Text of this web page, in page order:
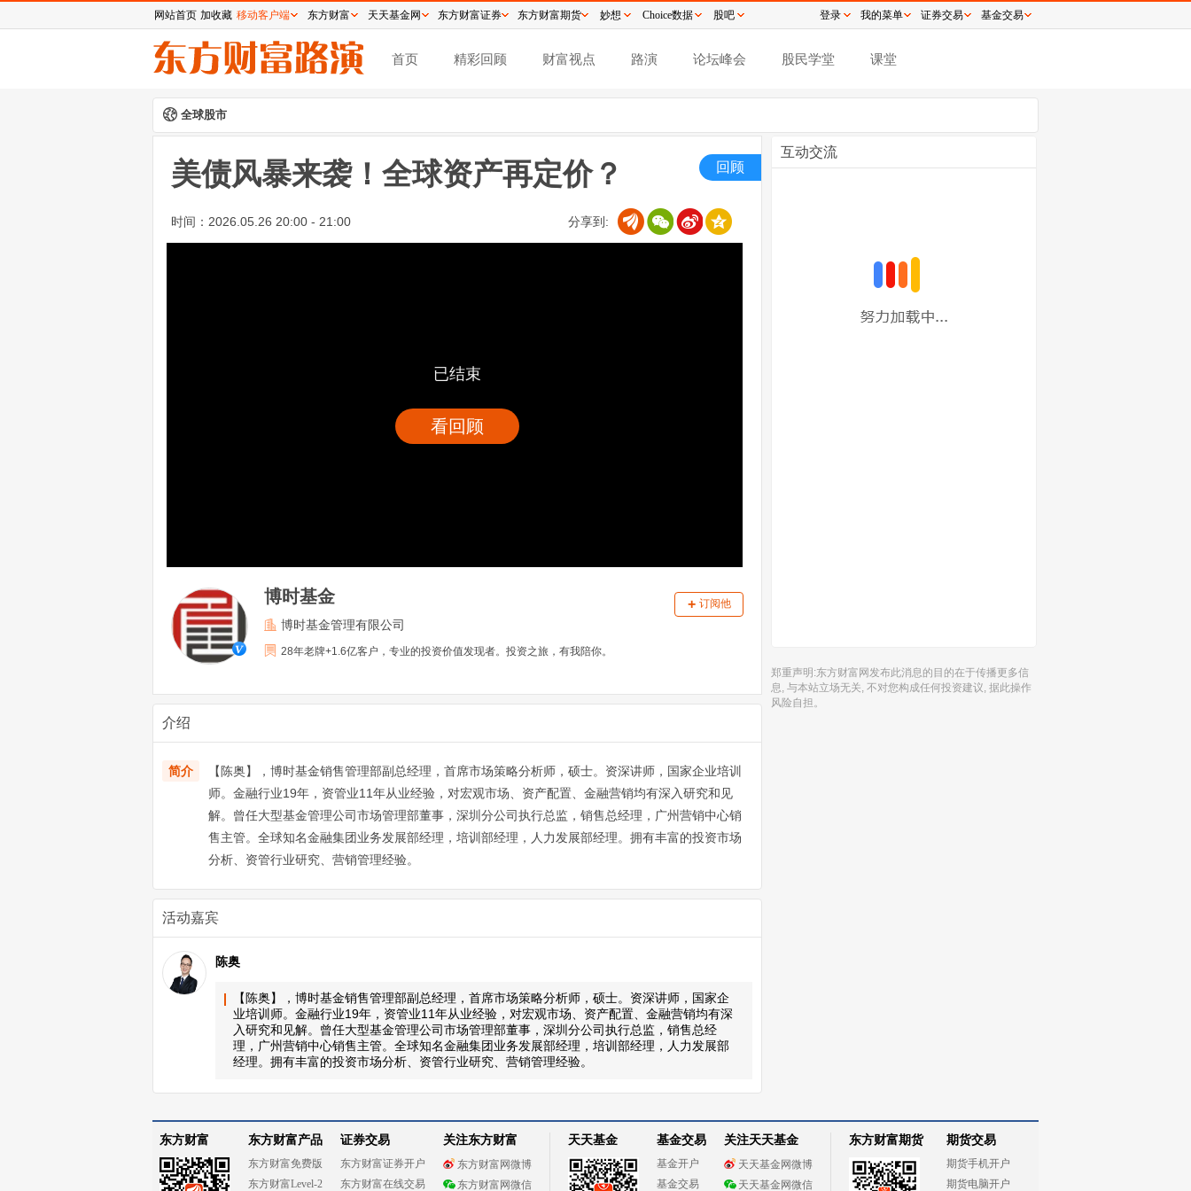
首页 精彩回顾 财富视点 路演 论坛峰会 股民学堂 课堂
全球股市
美债风暴来袭！全球资产再定价？
时间： 2026.05.26 20:00 - 21:00 分享到:
回顾
已结束
看回顾
博时基金
博时基金管理有限公司
28年老牌+1.6亿客户，专业的投资价值发现者。投资之旅，有我陪你。
+ 订阅他
介绍
简介
【陈奥】，博时基金销售管理部副总经理，首席市场策略分析师，硕士。资深讲师，国家企业培训
师。金融行业19年，资管业11年从业经验，对宏观市场、资产配置、金融营销均有深入研究和见
解。曾任大型基金管理公司市场管理部董事，深圳分公司执行总监，销售总经理，广州营销中心销
售主管。全球知名金融集团业务发展部经理，培训部经理，人力发展部经理。拥有丰富的投资市场
分析、资管行业研究、营销管理经验。
活动嘉宾
陈奥
【陈奥】，博时基金销售管理部副总经理，首席市场策略分析师，硕士。资深讲师，国家企
业培训师。金融行业19年，资管业11年从业经验，对宏观市场、资产配置、金融营销均有深
入研究和见解。曾任大型基金管理公司市场管理部董事，深圳分公司执行总监，销售总经
理，广州营销中心销售主管。全球知名金融集团业务发展部经理，培训部经理，人力发展部
经理。拥有丰富的投资市场分析、资管行业研究、营销管理经验。
互动交流
郑重声明:东方财富网发布此消息的目的在于传播更多信
息, 与本站立场无关, 不对您构成任何投资建议, 据此操作
风险自担。
东方财富 东方财富产品
东方财富免费版
东方财富Level-2
证券交易
东方财富证券开户
东方财富在线交易
关注东方财富
东方财富网微博
东方财富网微信
天天基金 基金交易
基金开户
基金交易
关注天天基金
天天基金网微博
天天基金网微信
东方财富期货 期货交易
期货手机开户
期货电脑开户
网站首页 加收藏 移动客户端 东方财富 天天基金网 东方财富证券 东方财富期货 妙想 Choice数据 股吧 登录 我的菜单 证券交易 基金交易